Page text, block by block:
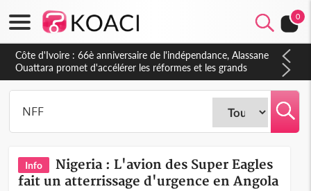
0
Côte d'Ivoire : À Abidjan, Amadou Oury Bah admire le modèle
ivoirien et veut s'en inspirer pour accélérer le développement
de la Guinée
Info
Nigeria : L'avion des Super Eagles
fait un atterrissage d'urgence en Angola